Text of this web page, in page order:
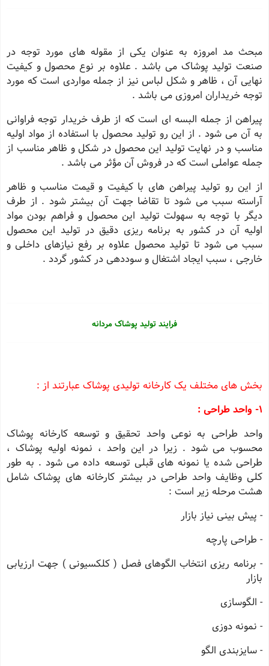
مبحث مد امروزه به عنوان یکی از مقوله های مورد توجه در
صنعت تولید پوشاک می باشد . علاوه بر نوع محصول و کیفیت
نهایی آن ، ظاهر و شکل لباس نیز از جمله مواردی است که مورد
توجه خریداران امروزی می باشد .
پیراهن از جمله البسه ای است که از طرف خریدار توجه فراوانی
به آن می شود . از این رو تولید محصول با استفاده از مواد اولیه
مناسب و در نهایت تولید این محصول در شکل و ظاهر مناسب از
جمله عواملی است که در فروش آن مؤثر می باشد .
از این رو تولید پیراهن های با کیفیت و قیمت مناسب و ظاهر
آراسته سبب می شود تا تقاضا جهت آن بیشتر شود . از طرف
دیگر با توجه به سهولت تولید این محصول و فراهم بودن مواد
اولیه آن در کشور به برنامه ریزی دقیق در تولید این محصول
سبب می شود تا تولید محصول علاوه بر رفع نیازهای داخلی و
خارجی ، سبب ایجاد اشتغال و سوددهی در کشور گردد .
فرایند تولید پوشاک مردانه
بخش های مختلف یک کارخانه تولیدی پوشاک عبارتند از :
1- واحد طراحی :
واحد طراحی به نوعی واحد تحقیق و توسعه کارخانه پوشاک
محسوب می شود . زیرا در این واحد ، نمونه اولیه پوشاک ،
طراحی شده یا نمونه های قبلی توسعه داده می شود . به طور
کلی وظایف واحد طراحی در بیشتر کارخانه های پوشاک شامل
هشت مرحله زیر است :
- پیش بینی نیاز بازار
- طراحی پارچه
- برنامه ریزی انتخاب الگوهای فصل ( کلکسیونی ) جهت ارزیابی
بازار
- الگوسازی
- نمونه دوزی
- سایزبندی الگو